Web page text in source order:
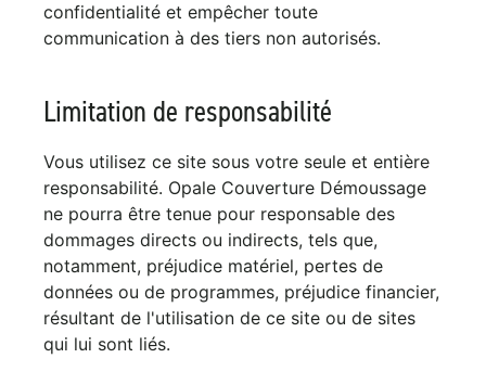
confidentialité et empêcher toute
communication à des tiers non autorisés.
Limitation de responsabilité
Vous utilisez ce site sous votre seule et entière
responsabilité. Opale Couverture Démoussage
ne pourra être tenue pour responsable des
dommages directs ou indirects, tels que,
notamment, préjudice matériel, pertes de
données ou de programmes, préjudice financier,
résultant de l'utilisation de ce site ou de sites
qui lui sont liés.